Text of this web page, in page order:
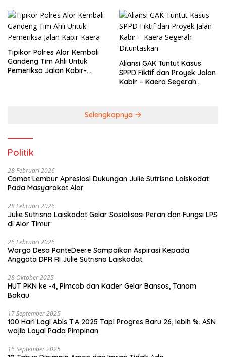
Tipikor Polres Alor Kembali
Gandeng Tim Ahli Untuk
Pemeriksa Jalan Kabir-
Aliansi GAK Tuntut Kasus
SPPD Fiktif dan Proyek Jalan
Kabir – Kaera Segerah
Selengkapnya
Politik
28 Februari 2026
Camat Lembur Apresiasi Dukungan Julie Sutrisno Laiskodat
Pada Masyarakat Alor
28 Februari 2026
Julie Sutrisno Laiskodat Gelar Sosialisasi Peran dan Fungsi LPS
di Alor Timur
26 Februari 2026
Warga Desa PanteDeere Sampaikan Aspirasi Kepada
Anggota DPR RI Julie Sutrisno Laiskodat
28 Oktober 2025
HUT PKN ke -4, Pimcab dan Kader Gelar Bansos, Tanam
Bakau
17 September 2025
100 Hari Lagi Abis T.A 2025 Tapi Progres Baru 26, lebih %. ASN
wajib Loyal Pada Pimpinan
16 September 2025